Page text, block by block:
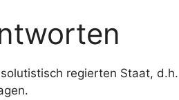
regierten Staat, d.h.